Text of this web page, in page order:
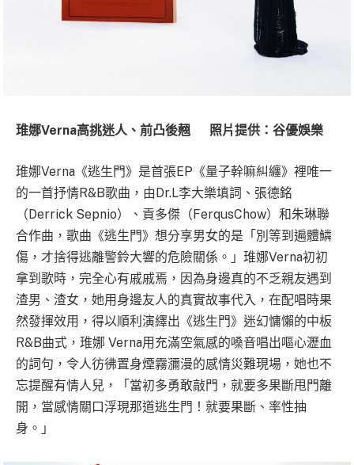
琟娜Verna高挑迷人、前凸後翹 照片提供：谷優娛樂
琟娜Verna《逃生門》是首張EP《量子幹嘛糾纏》裡唯一
的一首抒情R&B歌曲，由Dr.L李大樂填詞、張德銘
（Derrick Sepnio）、貢多傑（FerqusChow）和朱琳聯
合作曲，歌曲《逃生門》想分享男女的是「別等到遍體鱗
傷，才捨得逃離警鈴大響的危險關係。」琟娜Verna初初
拿到歌時，完全心有戚戚焉，因為身邊真的不乏親友遇到
渣男、渣女，她用身邊友人的真實故事代入，在配唱時果
然發揮效用，得以順利演繹出《逃生門》迷幻慵懶的中板
R&B曲式，琟娜 Verna用充滿空氣感的嗓音唱出嘔心瀝血
的詞句，令人彷彿置身煙霧瀰漫的感情災難現場，她也不
忘提醒有情人兒，「當初多勇敢敲門，就要多果斷甩門離
開，當感情關口浮現那道逃生門！就要果斷、率性抽
身。」